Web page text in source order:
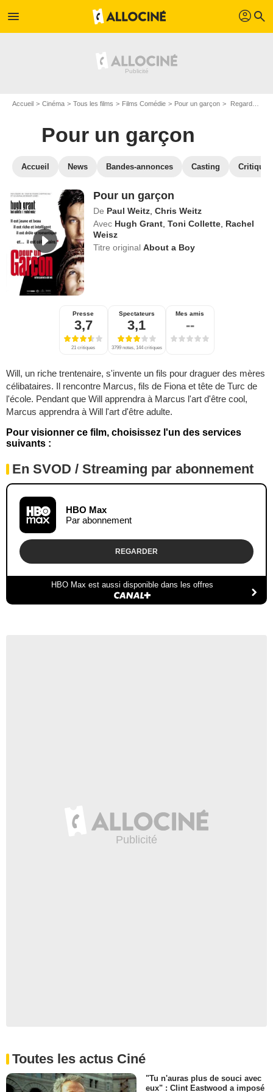
menu profil search
Accueil Cinéma Tous les films Films Comédie Pour un garçon Regarder Pour un garçon en SVOD
Pour un garçon
Accueil News Bandes-annonces Casting
Pour un garçon
De Paul Weitz ,Chris Weitz
Avec Hugh Grant ,Toni Collette Rachel
Weisz
Titre originalAbout a Boy
Presse
3,7
21 critiques
Spectateurs
3,1
3799 notes, 144 critiques
Mes amis
--
Will, un riche trentenaire, s'invente un fils pour draguer des mères
célibataires. Il rencontre Marcus, fils de Fiona et tête de Turc de
l'école. Pendant que Will apprendra à Marcus l'art d'être cool,
Marcus apprendra à Will l'art d'être adulte.
Pour visionner ce film, choisissez l'un des services
suivants :
En SVOD / Streaming par abonnement
HBO Max
Par abonnement
REGARDER
HBO Max est aussi disponible dans les offres
Toutes les actus Ciné
"Tu n'auras plus de souci avec
eux" : Clint Eastwood a imposé